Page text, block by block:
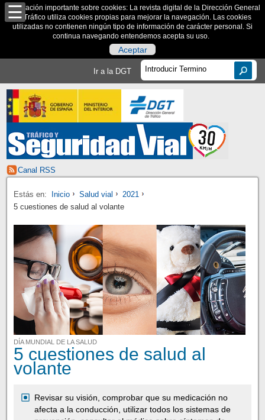
Información importante sobre cookies: La revista digital de la Dirección General
de Tráfico utiliza cookies propias para mejorar la navegación. Las cookies
utilizadas no contienen ningún tipo de información de carácter personal. Si
continua navegando entendemos acepta su uso.
Aceptar
Ir a la DGT
Canal RSS
Estás en: Inicio Salud vial
2021
5 cuestiones de salud al volante
DÍA MUNDIAL DE LA SALUD
5 cuestiones de salud al
volante
Revisar su visión, comprobar que su medicación no
afecta a la conducción, utilizar todos los sistemas de